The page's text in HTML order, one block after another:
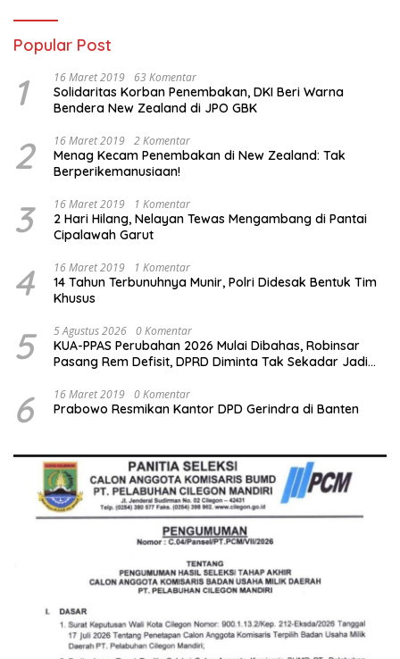
Popular Post
1 16 Maret 2019 63 Komentar
Solidaritas Korban Penembakan, DKI Beri Warna
Bendera New Zealand di JPO GBK
2 16 Maret 2019 2 Komentar
Menag Kecam Penembakan di New Zealand: Tak
Berperikemanusiaan!
3 16 Maret 2019 1 Komentar
2 Hari Hilang, Nelayan Tewas Mengambang di Pantai
Cipalawah Garut
4 16 Maret 2019 1 Komentar
14 Tahun Terbunuhnya Munir, Polri Didesak Bentuk Tim
Khusus
5 5 Agustus 2026 0 Komentar
KUA-PPAS Perubahan 2026 Mulai Dibahas, Robinsar
Pasang Rem Defisit, DPRD Diminta Tak Sekadar Jadi
6 16 Maret 2019 0 Komentar
Prabowo Resmikan Kantor DPD Gerindra di Banten